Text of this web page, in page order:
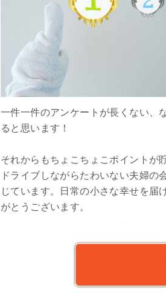
一件一件のアンケートが長くない、
ると思います！
それからもちょこちょこポイントが
ドライブしながらたわいない夫婦
じています。日常の小さな幸せを届
がとうございます。